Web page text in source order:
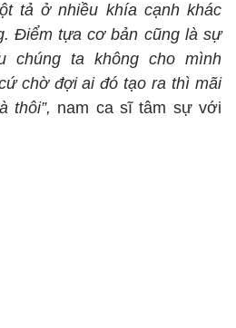
tả ở nhiều khía cạnh khác
Điểm tựa cơ bản cũng là sự
chúng ta không cho mình
chờ đợi ai đó tạo ra thì mãi
thôi”, nam ca sĩ tâm sự với